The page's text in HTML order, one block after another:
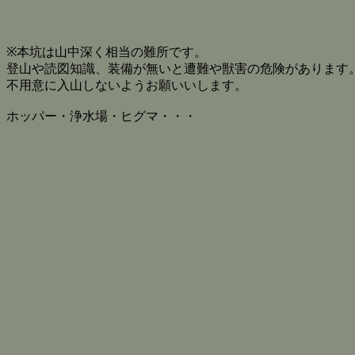
※本坑は山中深く相当の難所です。
登山や読図知識、装備が無いと遭難や獣害の危険があります
不用意に入山しないようお願いいします。
ホッパー・浄水場・ヒグマ・・・